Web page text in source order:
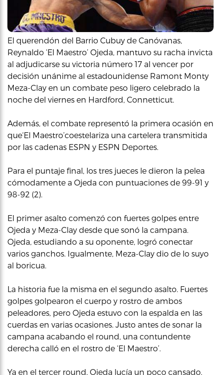
El querendón del Barrio Cubuy de Canóvanas,
Reynaldo ‘El Maestro’ Ojeda, mantuvo su racha invicta
al adjudicarse su victoria número 17 al vencer por
decisión unánime al estadounidense Ramont Monty
Meza-Clay en un combate peso ligero celebrado la
noche del viernes en Hardford, Connetticut.
Además, el combate representó la primera ocasión en
que‘El Maestro’coestelariza una cartelera transmitida
por las cadenas ESPN y ESPN Deportes.
Para el puntaje final, los tres jueces le dieron la pelea
cómodamente a Ojeda con puntuaciones de 99-91 y
98-92 (2).
El primer asalto comenzó con fuertes golpes entre
Ojeda y Meza-Clay desde que sonó la campana.
Ojeda, estudiando a su oponente, logró conectar
varios ganchos. Igualmente, Meza-Clay dio de lo suyo
al boricua.
La historia fue la misma en el segundo asalto. Fuertes
golpes golpearon el cuerpo y rostro de ambos
peleadores, pero Ojeda estuvo con la espalda en las
cuerdas en varias ocasiones. Justo antes de sonar la
campana acabando el round, una contundente
derecha calló en el rostro de ‘El Maestro’.
Ya en el tercer round, Ojeda lucía un poco cansado.